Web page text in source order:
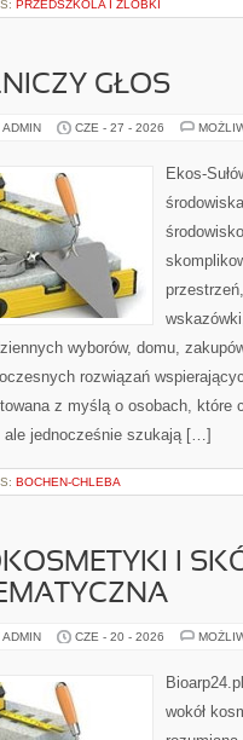
PRZEDSZKOLA I ŻLOBKI
GŁOS
CZE - 27 - 2026
Ekos-
wyborów, domu,
rozwiązań
z myślą o osobach, które
ale jednocześnie szukają […]
BOCHEN-CHLEBA
I
CZE - 20 - 2026
wokół